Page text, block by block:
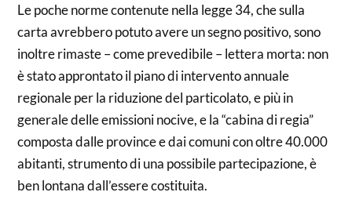
Le poche norme contenute nella legge 34, che sulla
carta avrebbero potuto avere un segno positivo, sono
inoltre rimaste – come prevedibile – lettera morta: non
è stato approntato il piano di intervento annuale
regionale per la riduzione del particolato, e più in
generale delle emissioni nocive, e la “cabina di regia”
composta dalle province e dai comuni con oltre 40.000
abitanti, strumento di una possibile partecipazione, è
ben lontana dall’essere costituita.